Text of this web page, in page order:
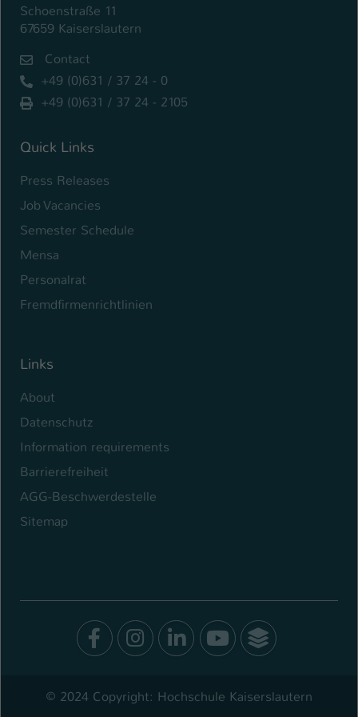
Schoenstraße 11
67659 Kaiserslautern
Contact
+49 (0)631 / 37 24 - 0
+49 (0)631 / 37 24 - 2105
Quick Links
Press Releases
Job Vacancies
Semester Schedule
Mensa
Personalrat
Fremdfirmenrichtlinien
Links
About
Datenschutz
Information requirements
Barrierefreiheit
AGG-Beschwerdestelle
Sitemap
Facebook
Instagram
LinkedIn
Youtube
© 2024 Copyright: Hochschule Kaiserslautern
Name be_typo_user
Anbieter
Laufzeit 1 Tag
Zweck